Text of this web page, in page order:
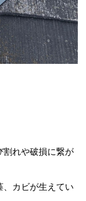
割れや破損に繋が
カビが生えてい